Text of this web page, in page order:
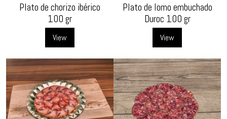
Plato de chorizo ibérico
100 gr
View
Plato de lomo embuchado
Duroc 100 gr
View